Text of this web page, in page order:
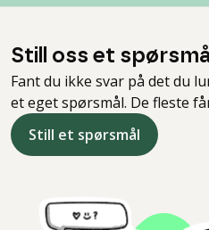
Still oss et
Fant du ikke svar på det du
et eget spørsmål. De fleste
Still et spørsmål